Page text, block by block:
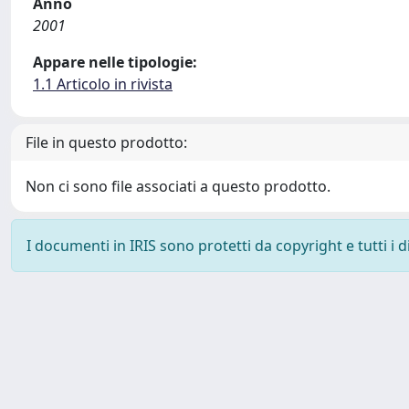
2001
Appare nelle tipologie:
1.1 Articolo in rivista
File in questo prodotto:
Non ci sono file associati a questo prodotto.
I documenti in IRIS sono protetti da copyright e tutti i